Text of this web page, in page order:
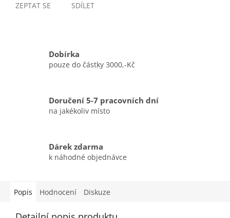
ZEPTAT SE SDÍLET
Dobírka
pouze do částky 3000,-Kč
Doručení 5-7 pracovních dní
na jakékoliv místo
Dárek zdarma
k náhodné objednávce
Popis Hodnocení Diskuze